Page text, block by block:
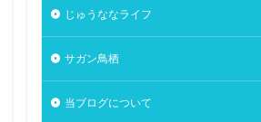
じゅうななライフ
サガン鳥栖
当ブログについて